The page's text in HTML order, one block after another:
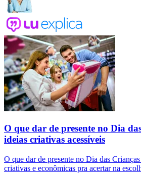
O que dar de presente no Dia
ideias criativas acessíveis
O que dar de presente no Dia das
criativas e econômicas pra acertar na